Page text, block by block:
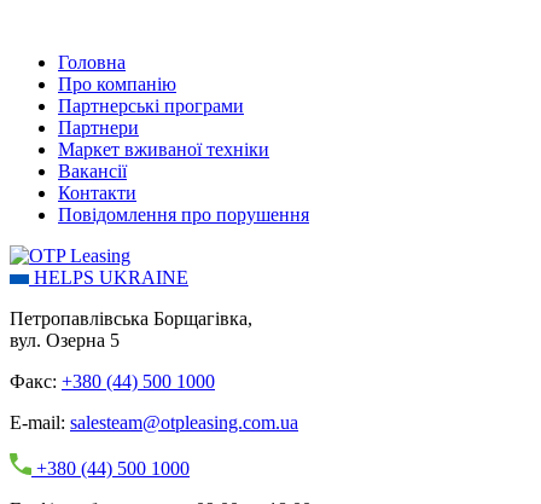
Головна
Про компанію
Партнерські програми
Партнери
Маркет вживаної техніки
Вакансії
Контакти
Повідомлення про порушення
HELPS UKRAINE
Петропавлівська Борщагівка,
вул. Озерна 5
Факс: +380 (44) 500 1000
E-mail: salesteam@otpleasing.com.ua
+380 (44) 500 1000